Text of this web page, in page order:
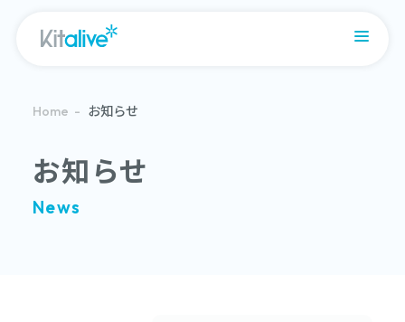
Home お知らせ
お知らせ
News